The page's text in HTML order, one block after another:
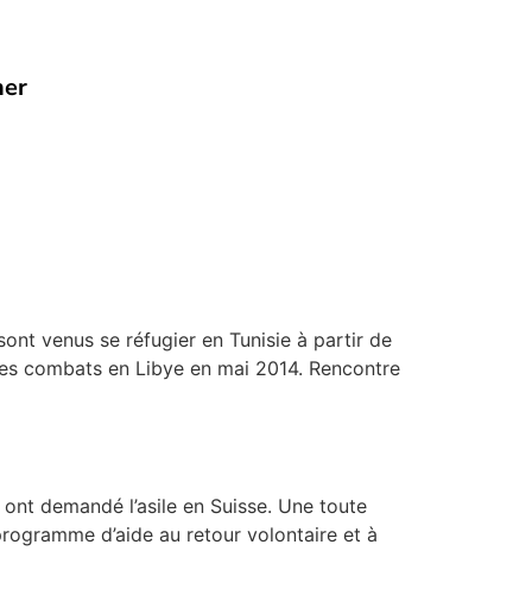
sont venus se réfugier en Tunisie à partir de
combats en Libye en mai 2014. Rencontre
demandé l’asile en Suisse. Une toute
d’aide au retour volontaire et à